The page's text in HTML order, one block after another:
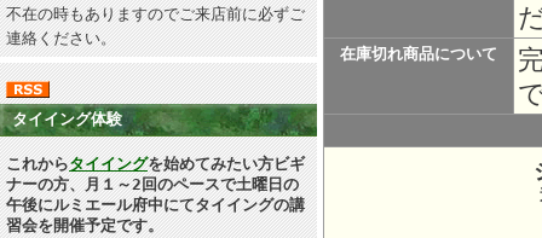
不在の時もありますのでご来店前に必ずご
連絡ください。
タイイング体験
これからタイイングを始めてみたい方ビギ
ナーの方、月１～2回のペースで土曜日の
午後にルミエール府中にてタイイングの講
習会を開催予定です。
在庫切れ商品について